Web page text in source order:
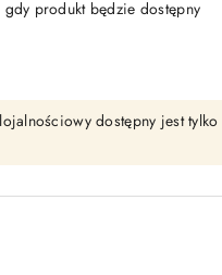
produkt będzie dostępny
dostępny jest